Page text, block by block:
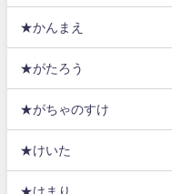
★かんまえ
★がたろう
★がちゃのすけ
★けいた
★けまり